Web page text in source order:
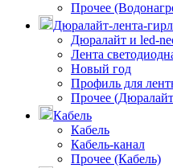
Прочее
Дюралайт-лента-
Дюралайт и led-
Лента
Новый год
Профиль для
Прочее
Кабель
Кабель
Кабель-канал
Прочее (Кабель)